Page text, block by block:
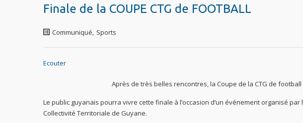
Finale de la COUPE CTG de FOOTBALL
Communiqué, Sports
Ecouter
Après de très belles rencontres, la Coupe de la CTG de
Le public guyanais pourra vivre cette finale à l’occasion d’un événement organisé
Collectivité Territoriale de Guyane.